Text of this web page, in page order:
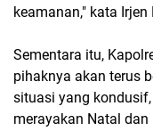
keamanan," kata Irjen
Sementara itu,
pihaknya akan terus
situasi yang
merayakan Natal